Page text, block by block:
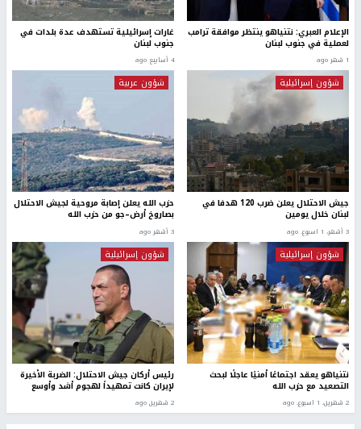
الإعلام العبري: نتنياهو ينتظر موافقة ترامب
لعملية في جنوب لبنان
1 شهر ago
غارات إسرائيلية تستهدف عدة بلدات في
جنوب لبنان
4 أسابيع ago
شؤون إسرائيلية
جيش الاحتلال يعلن ضرب 120 هدفا في
لبنان خلال يومين
3 أشهر، 1 اسبوع. ago
شؤون عربية
حزب الله يعلن إصابة مروحية لجيش الاحتلال
بصاروخ أرض–جو من حزب الله
3 أشهر ago
شؤون إسرائيلية
نتنياهو يعقد اجتماعًا أمنيًا عاجلًا لبحث
التصعيد مع حزب الله
2 شهرين، 1 اسبوع. ago
شؤون إسرائيلية
رئيس أركان جيش الاحتلال: الضربة الأخيرة
لإيران كانت تمهيداً لهجوم أشد وأوسع
2 شهرين ago